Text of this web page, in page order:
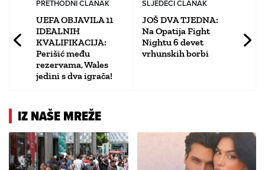
PRETHODNI ČLANAK
UEFA OBJAVILA 11
IDEALNIH
KVALIFIKACIJA:
Perišić među
rezervama, Wales
jedini s dva igrača!
SLJEDEĆI ČLANAK
JOŠ DVA TJEDNA:
Na Opatija Fight
Nightu 6 devet
vrhunskih borbi
IZ NAŠE MREŽE